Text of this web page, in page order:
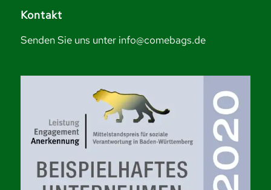
Kontakt
Senden Sie uns unter info@comebags.de